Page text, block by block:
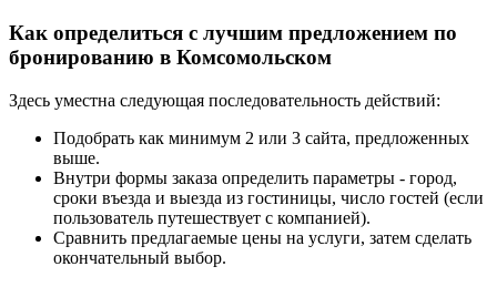
Как определиться с лучшим предложением по
бронированию в Комсомольском
Здесь уместна следующая последовательность действий:
Подобрать как минимум 2 или 3 сайта, предложенных
выше.
Внутри формы заказа определить параметры - город,
сроки въезда и выезда из гостиницы, число гостей (если
пользователь путешествует с компанией).
Сравнить предлагаемые цены на услуги, затем сделать
окончательный выбор.